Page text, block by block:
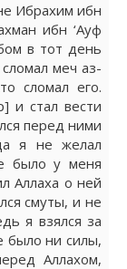
Ибрахим ибн
ибн ‘Ауф
в тот день
меч аз-
сломал его.
и стал вести
перед ними
я не желал
было у меня
Аллаха о ней
смуты, и не
я взялся за
было ни силы,
Аллахом,